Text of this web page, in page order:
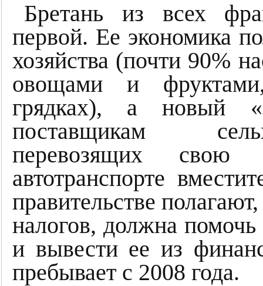
Бретань из всех
первой. Ее экономика
хозяйства (почти 90%
овощами и
грядках), а новый
поставщикам
перевозящих свою
автотранспорте
правительстве
налогов, должна
и вывести ее из
пребывает с 2008 года.